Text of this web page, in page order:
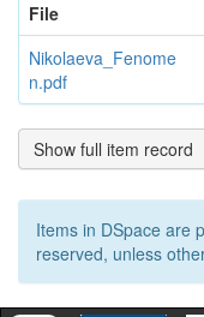
File
Nikolaeva_Fenome
n.pdf
Show full item record
Items in DSpace are
reserved, unless